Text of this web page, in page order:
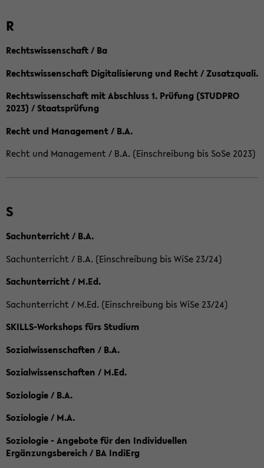
R
Rechtswissenschaft / Ba
Rechtswissenschaft Digitalisierung und Recht / Zusatzquali.
Rechtswissenschaft mit Abschluss 1. Prüfung (STUDPRO
2023) / Staatsprüfung
Recht und Management / B.A.
Recht und Management / B.A. (Einschreibung bis SoSe 2023)
S
Sachunterricht / B.A.
Sachunterricht / B.A. (Einschreibung bis WiSe 23/24)
Sachunterricht / M.Ed.
Sachunterricht / M.Ed. (Einschreibung bis WiSe 23/24)
SKILLS-Workshops fürs Studium
Sozialwissenschaften / B.A.
Sozialwissenschaften / M.Ed.
Soziologie / B.A.
Soziologie / M.A.
Soziologie - Angebote für den Individuellen
Ergänzungsbereich / BA IndiErg